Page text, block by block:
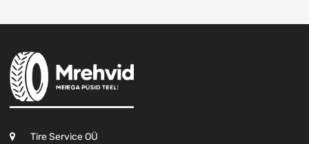
Tire Service OÜ